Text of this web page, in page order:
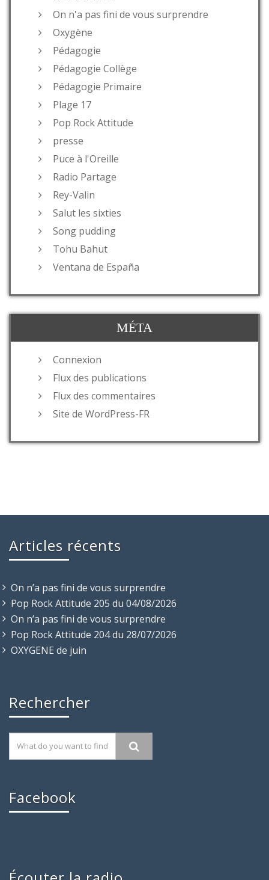
On n'a pas fini de vous surprendre
Oxygène
Pédagogie
Pédagogie Collège
Pédagogie Primaire
Plage 17
Pop Rock Attitude
presse
Puce à l'Oreille
Radio Partage
Rey-Valin
Salut les sixties
Song pudding
Tohu Bahut
Ventana de España
MÉTA
Connexion
Flux des publications
Flux des commentaires
Site de WordPress-FR
Articles récents
On n’a pas fini de vous surprendre
Pop Rock Attitude 205 du 04/08/2026
On n’a pas fini de vous surprendre
Pop Rock Attitude 204 du 28/07/2026
OXYGENE de juin
Rechercher
Facebook